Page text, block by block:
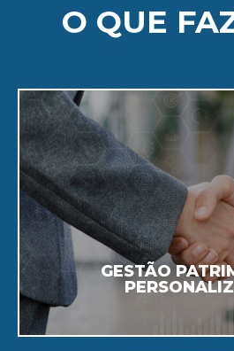
O QUE
GESTÃO
Soluções
particulares,
famílias.
Saiba Mais